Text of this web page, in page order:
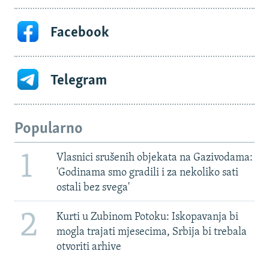
Facebook
Telegram
Popularno
1
Vlasnici srušenih objekata na Gazivodama:
'Godinama smo gradili i za nekoliko sati
ostali bez svega'
2
Kurti u Zubinom Potoku: Iskopavanja bi
mogla trajati mjesecima, Srbija bi trebala
otvoriti arhive